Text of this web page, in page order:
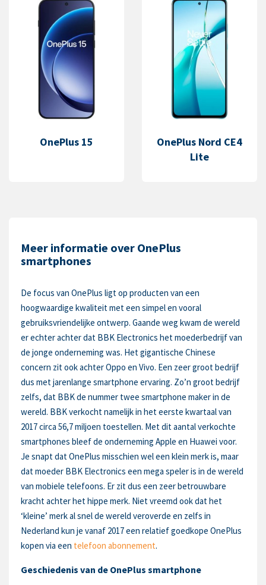
OnePlus 15
OnePlus Nord CE4
Lite
Meer informatie over OnePlus
smartphones
De focus van OnePlus ligt op producten van een
hoogwaardige kwaliteit met een simpel en vooral
gebruiksvriendelijke ontwerp. Gaande weg kwam de wereld
er echter achter dat BBK Electronics het moederbedrijf van
de jonge onderneming was. Het gigantische Chinese
concern zit ook achter Oppo en Vivo. Een zeer groot bedrijf
dus met jarenlange smartphone ervaring. Zo’n groot bedrijf
zelfs, dat BBK de nummer twee smartphone maker in de
wereld. BBK verkocht namelijk in het eerste kwartaal van
2017 circa 56,7 miljoen toestellen. Met dit aantal verkochte
smartphones bleef de onderneming Apple en Huawei voor.
Je snapt dat OnePlus misschien wel een klein merk is, maar
dat moeder BBK Electronics een mega speler is in de wereld
van mobiele telefoons. Er zit dus een zeer betrouwbare
kracht achter het hippe merk. Niet vreemd ook dat het
‘kleine’ merk al snel de wereld veroverde en zelfs in
Nederland kun je vanaf 2017 een relatief goedkope OnePlus
kopen via een telefoon abonnement.
Geschiedenis van de OnePlus smartphone